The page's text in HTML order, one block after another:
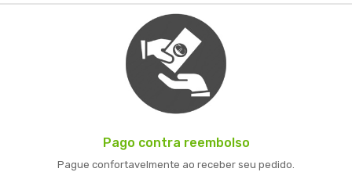
Pago contra reembolso
Pague confortavelmente ao receber seu pedido.